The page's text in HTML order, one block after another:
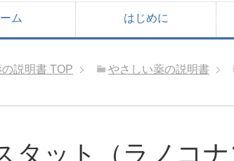
ム はじめに
説明書 TOP やさしい薬の説明書
タット（ラノコ